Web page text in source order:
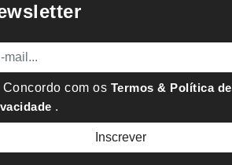
Concordo com os Termos & Política de
.